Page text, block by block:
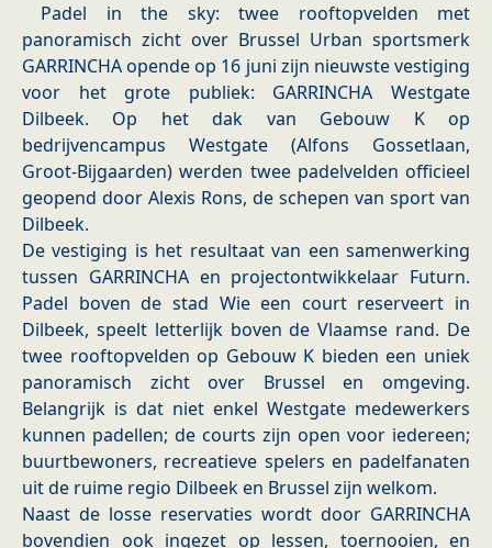
Padel in the sky: twee rooftopvelden met
panoramisch zicht over Brussel Urban sportsmerk
GARRINCHA opende op 16 juni zijn nieuwste vestiging
voor het grote publiek: GARRINCHA Westgate
Dilbeek. Op het dak van Gebouw K op
bedrijvencampus Westgate (Alfons Gossetlaan,
Groot-Bijgaarden) werden twee padelvelden officieel
geopend door Alexis Rons, de schepen van sport van
Dilbeek.
De vestiging is het resultaat van een samenwerking
tussen GARRINCHA en projectontwikkelaar Futurn.
Padel boven de stad Wie een court reserveert in
Dilbeek, speelt letterlijk boven de Vlaamse rand. De
twee rooftopvelden op Gebouw K bieden een uniek
panoramisch zicht over Brussel en omgeving.
Belangrijk is dat niet enkel Westgate medewerkers
kunnen padellen; de courts zijn open voor iedereen;
buurtbewoners, recreatieve spelers en padelfanaten
uit de ruime regio Dilbeek en Brussel zijn welkom.
Naast de losse reservaties wordt door GARRINCHA
bovendien ook ingezet op lessen, toernooien, en